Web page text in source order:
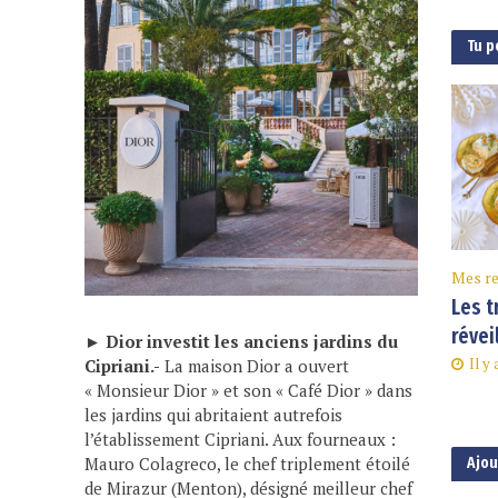
► Dior investit les anciens jardins du
Cipriani.- La maison Dior a ouvert
« Monsieur Dior » et son « Café Dior » dans
les jardins qui abritaient autrefois
l’établissement Cipriani. Aux fourneaux :
Mauro Colagreco, le chef triplement étoilé
de Mirazur (Menton), désigné meilleur chef
Tu
Mes
Les
Il y